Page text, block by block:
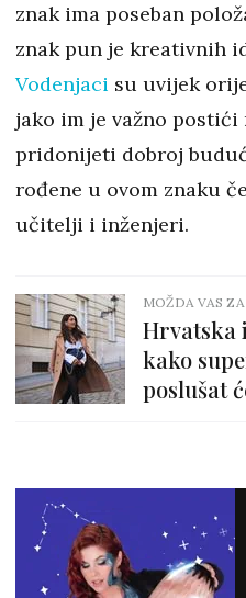
znak ima poseban
znak pun je kreativnih
Vodenjaci su uvijek
jako im je važno postići
pridonijeti dobroj
rođene u ovom znaku
učitelji i inženjeri.
MOŽDA VAS
Hrvatska
kako
poslušat